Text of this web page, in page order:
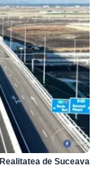
Realitatea de Suceava